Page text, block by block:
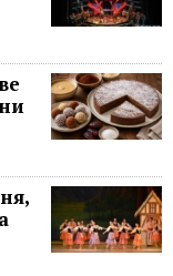
в
и
на
се